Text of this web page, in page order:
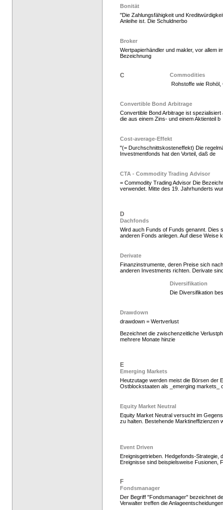
Bonität
"Die Zahlungsfähigkeit und
Anleihe ist. Die Schuldnerbo
Broker
Wertpapierhändler und makler, vor allem
Bezeichnung
C
Commodities
Rohstoffe wie Rohöl,
Convertible Bond Arbitrage
Convertible Bond Arbitrage ist
die aus einem Zins- und einem Aktienteil b
Cost-average-Effekt
"(= Durchschnittskosteneffekt) Die
Investmentfonds hat den Vorteil, daß de
CTA - Commodity Trading Advisor
= Commodity Trading Advisor Die
verwendet. Mitte des 19. Jahrhunderts
D
Dachfonds
Wird auch Funds of Funds genannt. Dies
anderen Fonds anlegen. Auf diese Weise
Derivate
Finanzinstrumente, deren Preise sich
anderen Investments richten. Derivate
Diversifikation
Die Diversifikation
Drawdown
drawdown = Wertverlust
Bezeichnet die zwischenzeitliche
mehrere Monate hinzie
E
Emerging Markets
Heutzutage werden meist die Börsen der
Ostblockstaaten als _emerging markets_
Equity Market Neutral
Equity Market Neutral versucht im
zu halten. Bestehende Marktineffizienzen
Event Driven
Ereignisgetrieben. Hedgefonds-Strategie,
Ereignisse sind beispielsweise Fusionen,
F
Fondsmanager
Der Begriff "Fondsmanager" bezeichnet
Verwalter treffen die